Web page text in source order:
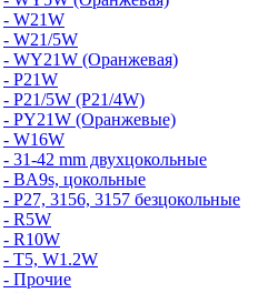
- W21W
- W21/5W
- WY21W (Оранжевая)
- P21W
- P21/5W (P21/4W)
- PY21W (Оранжевые)
- W16W
- 31-42 mm двухцокольные
- BA9s, цокольные
- P27, 3156, 3157 безцокольные
- R5W
- R10W
- T5, W1.2W
- Прочие